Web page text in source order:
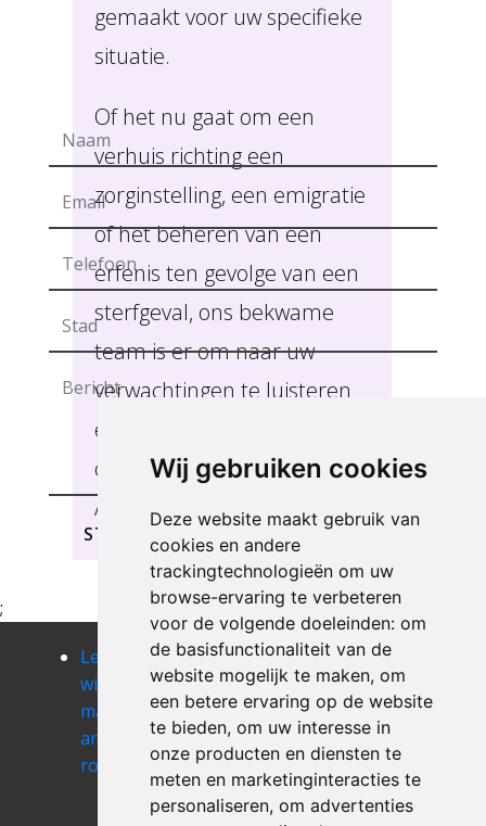
Wij gebruiken cookies
Deze website maakt gebruik van
cookies en andere
trackingtechnologieën om uw
browse-ervaring te verbeteren
voor de volgende doeleinden: om
de basisfunctionaliteit van de
website mogelijk te maken, om
een betere ervaring op de website
te bieden, om uw interesse in
onze producten en diensten te
meten en marketinginteracties te
personaliseren, om advertenties
gemaakt voor uw specifieke
situatie.
Of het nu gaat om een
verhuis richting een
zorginstelling, een emigratie
of het beheren van een
erfenis ten gevolge van een
sterfgeval, ons bekwame
team is er om naar uw
verwachtingen te luisteren
en u de meest geschikte
ondersteuning te bieden,
ANHÉE.
STUREN
;
Leegmaken
winkel of
magazij
annevoie-
rouillon
Leegmaken
winkel of
magazij
anseremme
Leegmaken
winkel of
magazij
anthee
Leegmaken
winkel of
magazij arbre
Leegmaken
winkel of
magazij